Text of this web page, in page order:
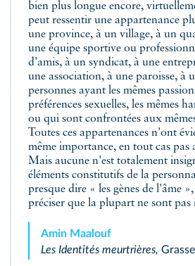
bien plus longue encore,
peut ressentir une appartenance
une province, à un village, à un
une équipe sportive ou
d'amis, à un syndicat, à une
une association, à une paroisse, à
personnes ayant les mêmes
préférences sexuelles, les mêmes
ou qui sont confrontées aux
Toutes ces appartenances n'ont
même importance, en tout cas pas
Mais aucune n'est totalement
éléments constitutifs de la
presque dire « les gènes de l'âme
préciser que la plupart ne sont pas
Amin Maalouf
Les Identités meurtrières,